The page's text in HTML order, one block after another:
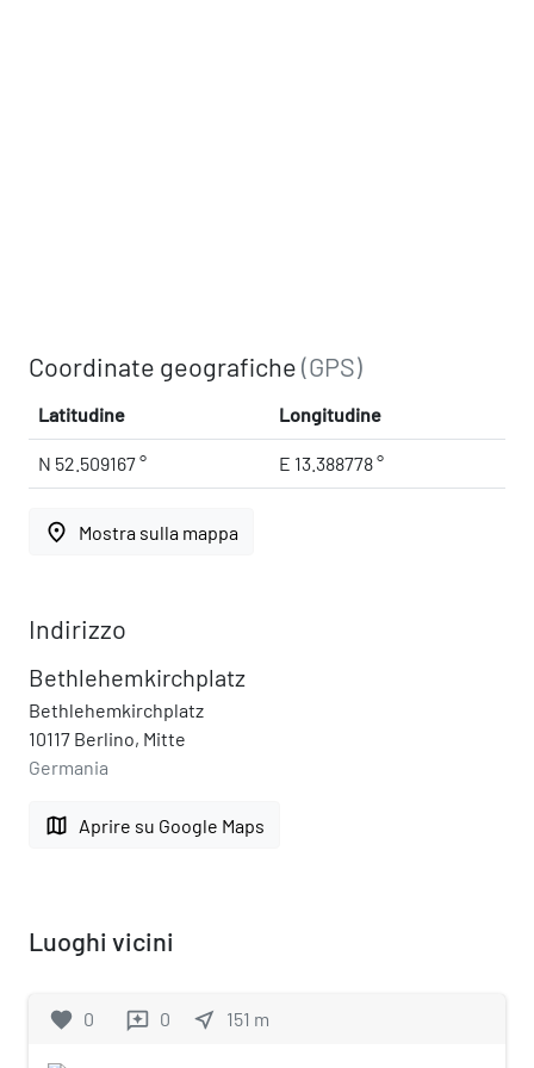
Coordinate geografiche(GPS)
Latitudine Longitudine
N 52.509167 ° E 13.388778 °
place Mostra sulla mappa
Indirizzo
Bethlehemkirchplatz
Bethlehemkirchplatz
10117 Berlino, Mitte
Germania
map Aprire su Google Maps
Luoghi vicini
favorite 0 reviews 0 near_me 151 m